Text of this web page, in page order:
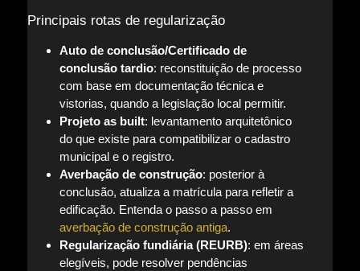
Principais rotas de regularização
Auto de conclusão/Certificado de
conclusão tardio: reconstituição de processo
com base em documentação técnica e
vistorias, quando a legislação local permitir.
Projeto as built: levantamento arquitetônico
do que existe para compatibilizar o cadastro
municipal e o registro.
Averbação de construção: posterior à
conclusão, atualiza a matrícula para refletir a
edificação. Entenda o passo a passo em
averbação de construção antiga.
Regularização fundiária (REURB): em áreas
elegíveis, pode resolver pendências